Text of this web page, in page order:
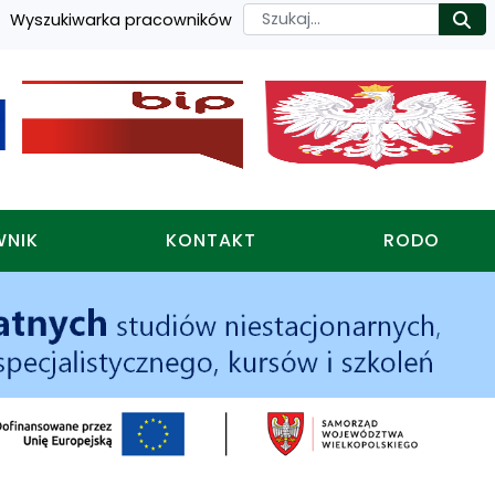
Wyszukiwarka pracowników Szukaj
KONTAKT RODO